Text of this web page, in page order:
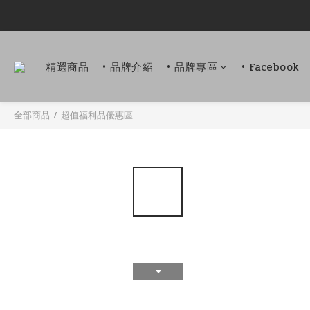
精選商品 • 品牌介紹 • 品牌專區 • Facebook
全部商品 / 超值福利品優惠區